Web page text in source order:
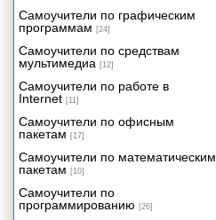
Размеры госпошлины за
госрегистрацию и совершение
прочих юридически значимых
действий, перечисленных в
статьях 333.32.1 и 333.33
Налогового кодекса РФ
Состав бухгалтерской
некоммерческих организаций
(не являющихся
(муниципальными)
учреждениями)
Состав налоговой отчетности за
налоговые (отчетные) периоды
Самоучители по графическим
программам [24]
Самоучители по средствам
мультимедиа [12]
Самоучители по работе в
Internet [11]
Самоучители по офисным
пакетам [17]
Самоучители по математическим
пакетам [10]
Самоучители по
программированию [26]